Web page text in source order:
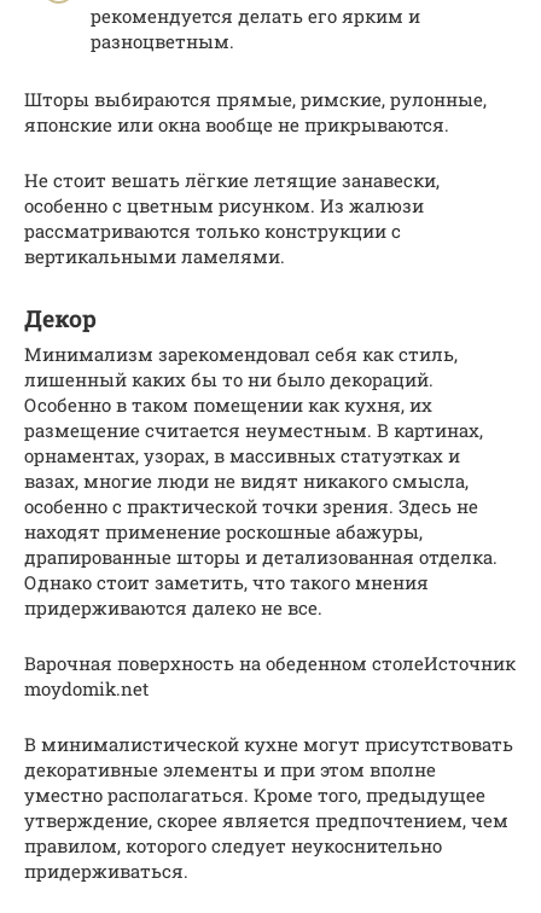
рекомендуется делать его ярким и
разноцветным.
Шторы выбираются прямые, римские, рулонные,
японские или окна вообще не прикрываются.
Не стоит вешать лёгкие летящие занавески,
особенно с цветным рисунком. Из жалюзи
рассматриваются только конструкции с
вертикальными ламелями.
Декор
Минимализм зарекомендовал себя как стиль,
лишенный каких бы то ни было декораций.
Особенно в таком помещении как кухня, их
размещение считается неуместным. В картинах,
орнаментах, узорах, в массивных статуэтках и
вазах, многие люди не видят никакого смысла,
особенно с практической точки зрения. Здесь не
находят применение роскошные абажуры,
драпированные шторы и детализованная отделка.
Однако стоит заметить, что такого мнения
придерживаются далеко не все.
Варочная поверхность на обеденном столеИсточник
moydomik.net
В минималистической кухне могут присутствовать
декоративные элементы и при этом вполне
уместно располагаться. Кроме того, предыдущее
утверждение, скорее является предпочтением, чем
правилом, которого следует неукоснительно
придерживаться.